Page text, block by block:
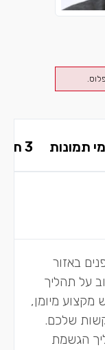
3 תשובות בפורום
באזור
על תהליך
מקצוע מיומן,
שלכם.
הגשמת